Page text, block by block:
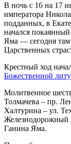
В ночь с 16 на 17
императора
подданных, в
начался
Яма — сегодня там
Царственных
Крестный ход
Божественной
Молитвенное
Толмачева – пр.
Халтурина – ул.
Железнодорожный
Ганина Яма.